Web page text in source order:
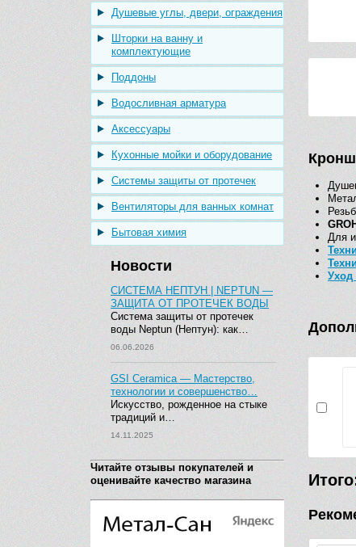
Душевые углы, двери, ограждения
Шторки на ванну и
комплектующие
Поддоны
Водосливная арматура
Аксессуары
Кухонные мойки и оборудование
Системы защиты от протечек
Вентиляторы для ванных комнат
Бытовая химия
Новости
СИСТЕМА НЕПТУН | NEPTUN —
ЗАЩИТА ОТ ПРОТЕЧЕК ВОДЫ
Система защиты от протечек
воды Neptun (Нептун): как…
06.06.2026
GSI Ceramica — Мастерство,
технологии и совершенство…
Искусство, рожденное на стыке
традиций и…
14.11.2025
Читайте отзывы покупателей и
оценивайте качество магазина
Для
Уход